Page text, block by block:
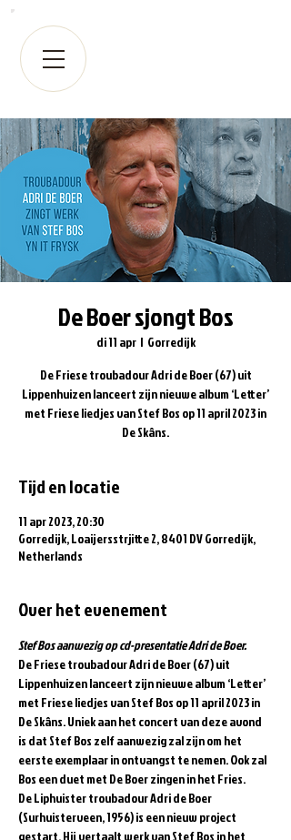
De Boer sjongt Bos
di 11 apr
  |
Gorredijk
De Friese troubadour Adri de Boer (67) uit
Lippenhuizen lanceert zijn nieuwe album ‘Letter’
met Friese liedjes van Stef Bos op 11 april 2023 in
De Skâns.
Tijd en locatie
11 apr 2023, 20:30
Gorredijk, Loaijersstrjitte 2, 8401 DV Gorredijk,
Netherlands
Over het evenement
Stef Bos aanwezig op cd-presentatie Adri de Boer.
De Friese troubadour Adri de Boer (67) uit
Lippenhuizen lanceert zijn nieuwe album ‘Letter’
met Friese liedjes van Stef Bos op 11 april 2023 in
De Skâns. Uniek aan het concert van deze avond
is dat Stef Bos zelf aanwezig zal zijn om het
eerste exemplaar in ontvangst te nemen. Ook zal
Bos een duet met De Boer zingen in het Fries.
De Liphuister troubadour Adri de Boer
(Surhuisterveen, 1956) is een nieuw project
gestart. Hij vertaalt werk van Stef Bos in het